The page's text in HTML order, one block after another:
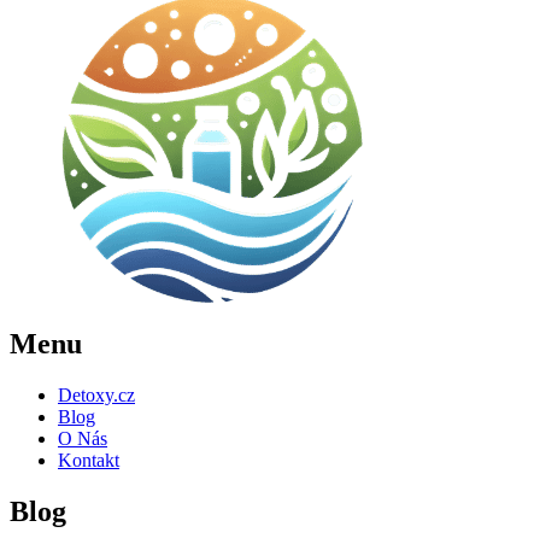
Menu
Detoxy.cz
Blog
O Nás
Kontakt
Blog